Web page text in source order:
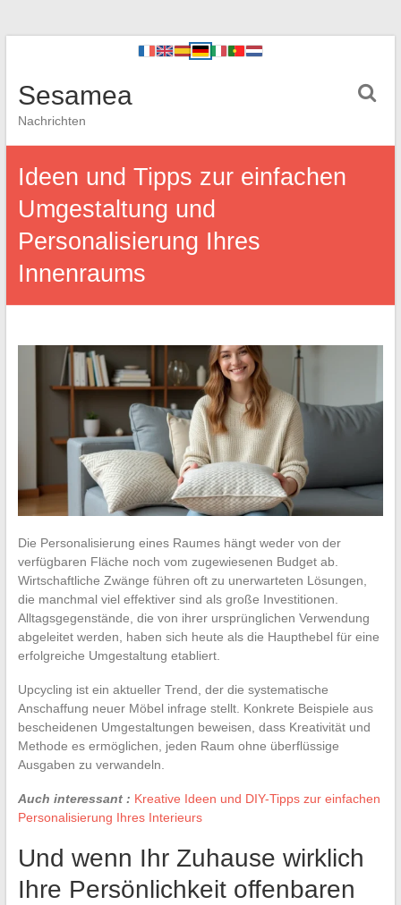
Sesamea
Nachrichten
Ideen und Tipps zur einfachen
Umgestaltung und
Personalisierung Ihres
Innenraums
Die Personalisierung eines Raumes hängt weder von der
verfügbaren Fläche noch vom zugewiesenen Budget ab.
Wirtschaftliche Zwänge führen oft zu unerwarteten Lösungen,
die manchmal viel effektiver sind als große Investitionen.
Alltagsgegenstände, die von ihrer ursprünglichen Verwendung
abgeleitet werden, haben sich heute als die Haupthebel für eine
erfolgreiche Umgestaltung etabliert.
Upcycling ist ein aktueller Trend, der die systematische
Anschaffung neuer Möbel infrage stellt. Konkrete Beispiele aus
bescheidenen Umgestaltungen beweisen, dass Kreativität und
Methode es ermöglichen, jeden Raum ohne überflüssige
Ausgaben zu verwandeln.
Auch interessant : Kreative Ideen und DIY-Tipps zur einfachen
Personalisierung Ihres Interieurs
Und wenn Ihr Zuhause wirklich
Ihre Persönlichkeit offenbaren